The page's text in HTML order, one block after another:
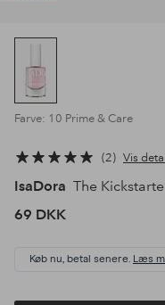
Farve: 10 Prime & Care
2 Vis
IsaDora The
69 DKK
Køb nu, betal senere. Læs